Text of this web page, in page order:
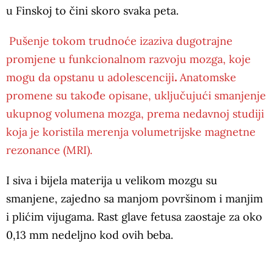
u Finskoj to čini skoro svaka peta.
Pušenje tokom trudnoće izaziva dugotrajne
promjene u funkcionalnom razvoju mozga, koje
mogu da opstanu u adolescenciji. Anatomske
promene su takođe opisane, uključujući smanjenje
ukupnog volumena mozga, prema nedavnoj studiji
koja je koristila merenja volumetrijske magnetne
rezonance (MRI).
I siva i bijela materija u velikom mozgu su
smanjene, zajedno sa manjom površinom i manjim
i plićim vijugama. Rast glave fetusa zaostaje za oko
0,13 mm nedeljno kod ovih beba.